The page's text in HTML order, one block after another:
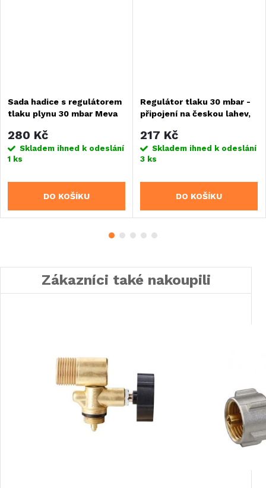
Sada hadice s regulátorem
tlaku plynu 30 mbar Meva
280 Kč
Skladem ihned k odeslání
1 ks
DO KOŠÍKU
Regulátor tlaku 30 mbar -
připojení na českou lahev,
217 Kč
Skladem ihned k odeslání
3 ks
DO KOŠÍKU
Zákazníci také nakoupili